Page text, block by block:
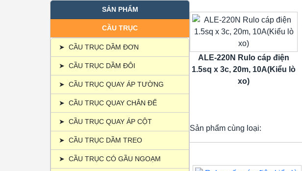
SẢN PHẨM
CẦU TRỤC
➤ CẦU TRỤC DẦM ĐƠN
➤ CẦU TRỤC DẦM ĐÔI
➤ CẦU TRỤC QUAY ÁP TƯỜNG
➤ CẦU TRỤC QUAY CHÂN ĐẾ
➤ CẦU TRỤC QUAY ÁP CỘT
➤ CẦU TRỤC DẦM TREO
➤ CẦU TRỤC CÓ GẦU NGOẠM
ALE-220N Rulo cáp điện
1.5sq x 3c, 20m, 10A(Kiểu lò
xo)
Sản phẩm cùng loại: